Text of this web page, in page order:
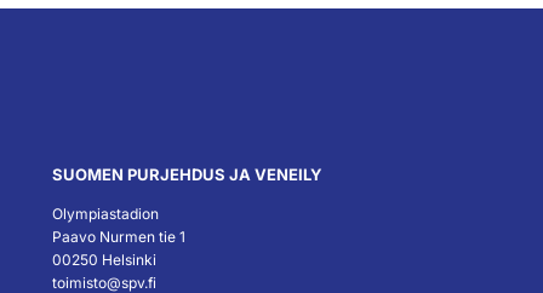
SUOMEN PURJEHDUS JA VENEILY
Olympiastadion
Paavo Nurmen tie 1
00250 Helsinki
toimisto@spv.fi